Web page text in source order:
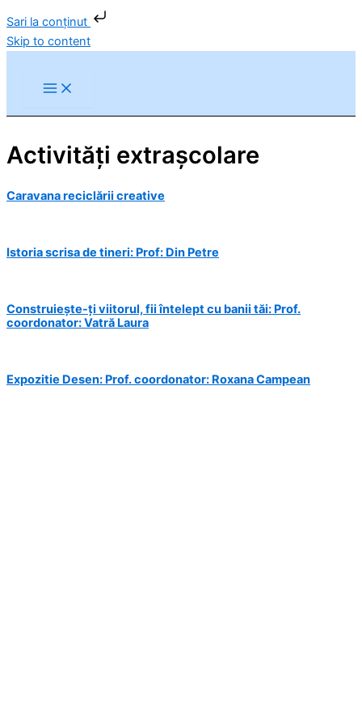
Sari la conținut
Skip to content
Activități extrașcolare
Caravana reciclării creative
Istoria scrisa de tineri: Prof: Din Petre
Construiește-ți viitorul, fii întelept cu banii tăi: Prof.
coordonator: Vatră Laura
Expozitie Desen: Prof. coordonator: Roxana Campean